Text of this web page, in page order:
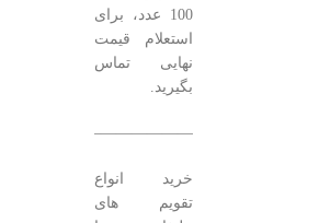
100 عدد، برای
استعلام قیمت
نهایی تماس
بگیرید.
خرید انواع
تقویم های